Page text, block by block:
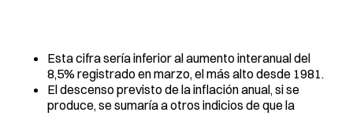
Esta cifra sería inferior al aumento interanual del
8,5% registrado en marzo, el más alto desde 1981.
El descenso previsto de la inflación anual, si se
produce, se sumaría a otros indicios de que la